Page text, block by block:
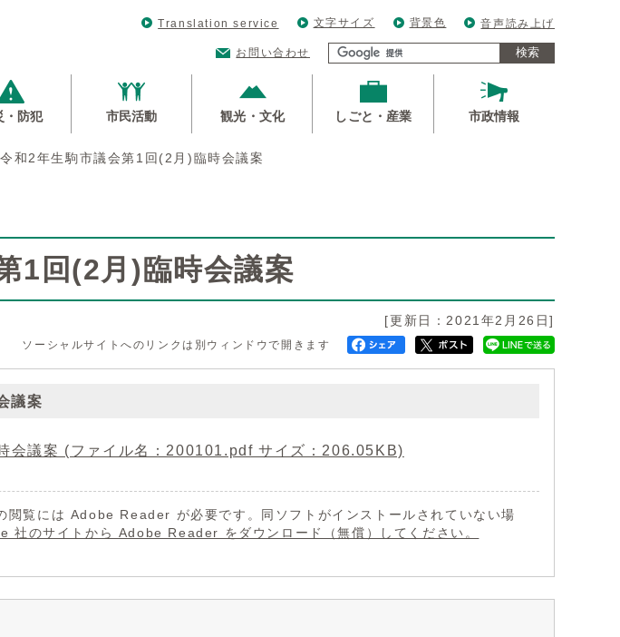
Translation service 文字サイズ 背景色 音声読み上げ
お問い合わせ 検索
・防犯 市民活動 観光・文化 しごと・産業 市政情報
令和2年生駒市議会第1回(2月)臨時会議案
1回(2月)臨時会議案
[更新日：2021年2月26日]
ソーシャルサイトへのリンクは別ウィンドウで開きます
議案
会議案 (ファイル名：200101.pdf サイズ：206.05KB)
閲覧には Adobe Reader が必要です。同ソフトがインストールされていない場
社のサイトから Adobe Reader をダウンロード（無償）してください。